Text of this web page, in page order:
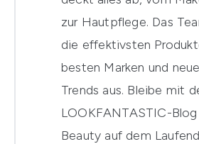
zur Hautpflege. Das
die effektivsten
besten Marken und
Trends aus. Bleibe mit
LOOKFANTASTIC-
Beauty auf dem